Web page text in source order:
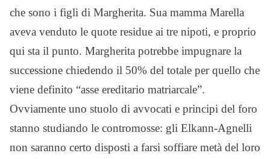
che sono i figli di Margherita. Sua mamma Marella
aveva venduto le quote residue ai tre nipoti, e proprio
qui sta il punto. Margherita potrebbe impugnare la
successione chiedendo il 50% del totale per quello che
viene definito “asse ereditario matriarcale”.
Ovviamente uno stuolo di avvocati e principi del foro
stanno studiando le contromosse: gli Elkann-Agnelli
non saranno certo disposti a farsi soffiare metà del loro